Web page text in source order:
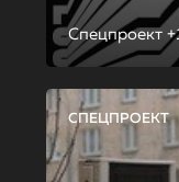
Спецпроект
СПЕЦПРОЕКТ